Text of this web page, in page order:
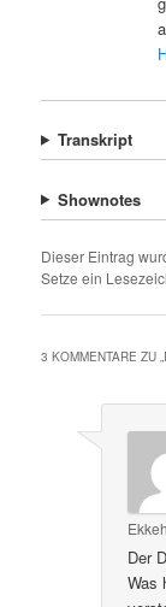
Transkript
Shownotes
Dieser Eintrag
Setze ein
3 KOMMENTARE ZU „
Der
Was